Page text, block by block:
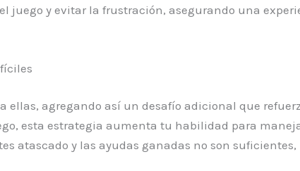
juego y evitar la frustración, asegurando una
agregando así un desafío adicional que
esta estrategia aumenta tu habilidad para
atascado y las ayudas ganadas no son